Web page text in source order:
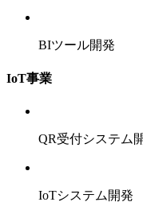
BIツール開発
IoT事業
QR受付システム
IoTシステム開発